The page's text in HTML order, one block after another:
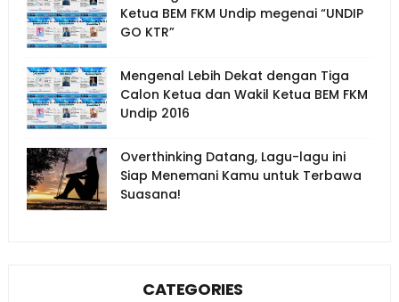
Ketua BEM FKM Undip megenai “UNDIP
GO KTR”
Mengenal Lebih Dekat dengan Tiga
Calon Ketua dan Wakil Ketua BEM FKM
Undip 2016
Overthinking Datang, Lagu-lagu ini
Siap Menemani Kamu untuk Terbawa
Suasana!
CATEGORIES